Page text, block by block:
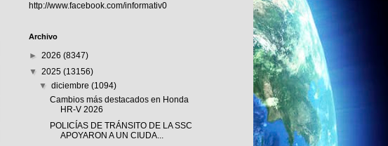
http://www.facebook.com/informativ0
Archivo
► 2026 (8347)
▼ 2025 (13156)
▼diciembre(1094)
Cambios más destacados en Honda
HR-V 2026
POLICÍAS DE TRÁNSITO DE LA SSC
APOYARON A UN CIUDA...